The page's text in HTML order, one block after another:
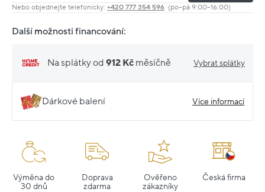
Nebo objednejte telefonicky: +420 777 354 596 (po–pá 9:00–16:00)
Další možnosti financování:
Na splátky od 912 Kč měsíčně Vybrat splátky
Dárkové balení Více informací
Výměna do
30 dnů
Doprava
zdarma
Ověřeno
zákazníky
Česká firma